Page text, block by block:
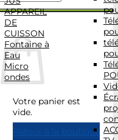
Votre panier est
vide.
Retour à la boutique
APPAREIL
DE
CUISSON
Fontaine à
Eau
Micro
ondes